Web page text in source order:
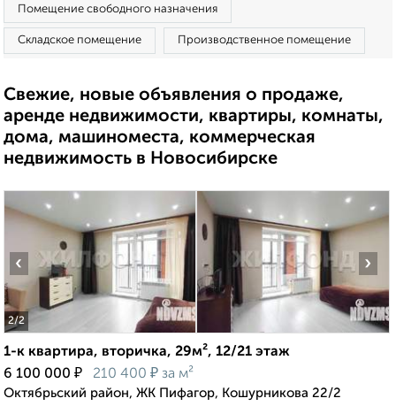
Помещение свободного назначения
Складское помещение Производственное помещение
Свежие, новые объявления о продаже,
аренде недвижимости, квартиры, комнаты,
дома, машиноместа, коммерческая
недвижимость в Новосибирске
2/2
‹ ›
1-к квартира, вторичка, 29м², 12/21 этаж
6 100 000 ₽ 210 400 ₽ за м²
Октябрьский район, ЖК Пифагор, Кошурникова 22/2